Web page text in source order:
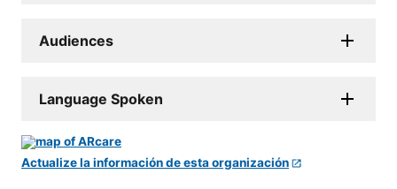
Audiences
Language Spoken
Actualize la información de esta organización